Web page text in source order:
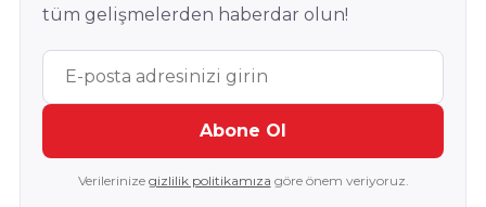
tüm gelişmelerden haberdar olun!
Abone Ol
Verilerinize gizlilik politikamıza göre önem veriyoruz.